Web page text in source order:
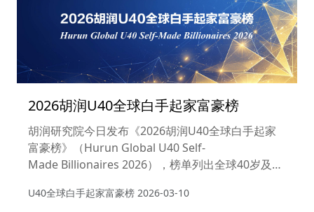
2026胡润U40全球白手起家富豪榜
胡润研究院今日发布《2026胡润U40全球白手起家
富豪榜》（Hurun Global U40 Self-
Made Billionaires 2026），榜单列出全球40岁及以
2026年1月15日，是2026年3月5日发布的《2026胡
U40全球白手起家富豪榜 2026-03-10